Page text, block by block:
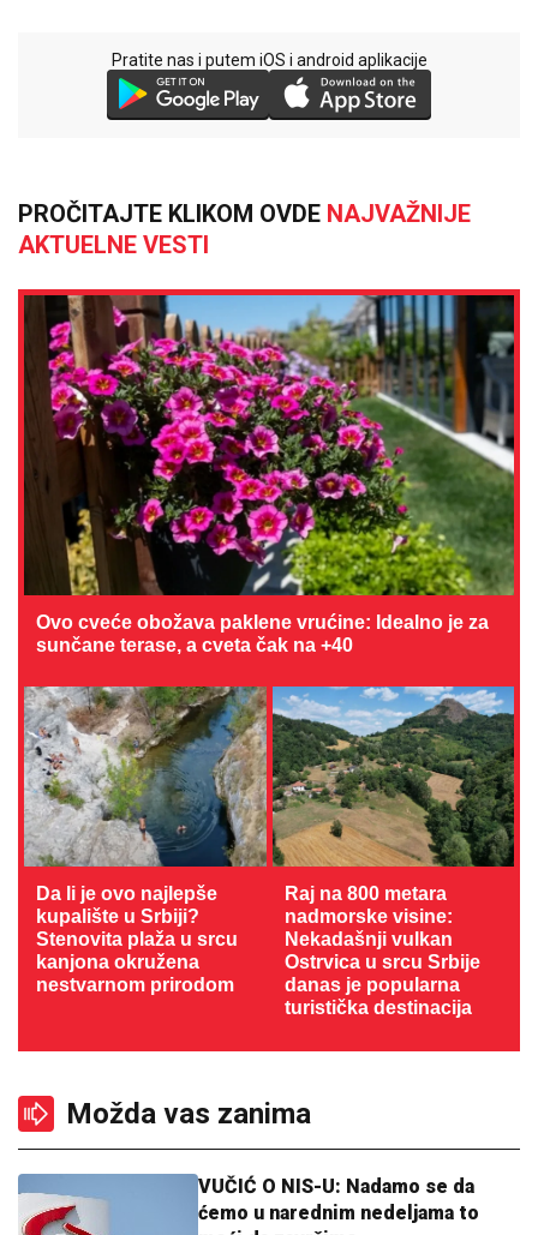
Pratite nas i putem iOS i android aplikacije
PROČITAJTE KLIKOM OVDE NAJVAŽNIJE
AKTUELNE VESTI
Ovo cveće obožava paklene vrućine: Idealno je za
sunčane terase, a cveta čak na +40
Da li je ovo najlepše
kupalište u Srbiji?
Stenovita plaža u srcu
kanjona okružena
nestvarnom prirodom
Raj na 800 metara
nadmorske visine:
Nekadašnji vulkan
Ostrvica u srcu Srbije
danas je popularna
turistička destinacija
Možda vas zanima
VUČIĆ O NIS-U: Nadamo se da
ćemo u narednim nedeljama to